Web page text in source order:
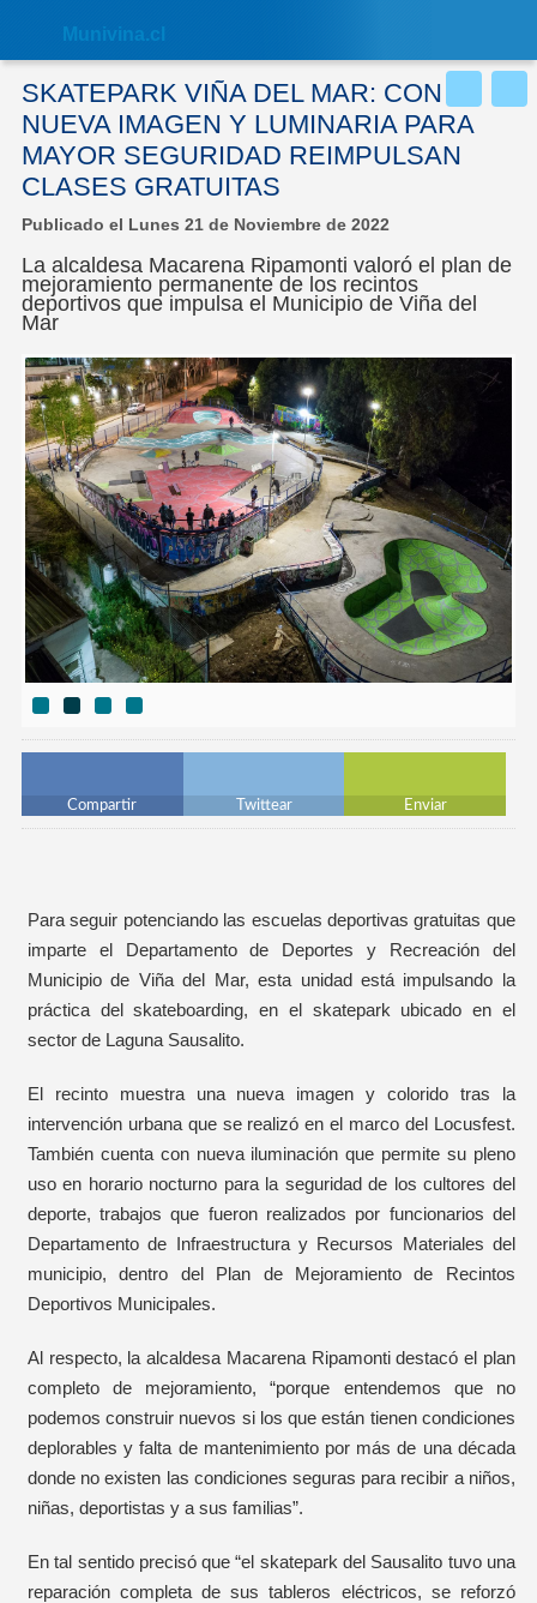
web
incluye
sistema
accesibilidad.
Munivina.cl
SKATEPARK VIÑA DEL MAR: CON
NUEVA IMAGEN Y LUMINARIA PARA
MAYOR SEGURIDAD REIMPULSAN
CLASES GRATUITAS
Publicado el Lunes 21 de Noviembre de 2022
La alcaldesa Macarena Ripamonti valoró el plan de
mejoramiento permanente de los recintos
deportivos que impulsa el Municipio de Viña del
Mar
Compartir Twittear Enviar
Para seguir potenciando las escuelas deportivas gratuitas que
imparte el Departamento de Deportes y Recreación del
Municipio de Viña del Mar, esta unidad está impulsando la
práctica del skateboarding, en el skatepark ubicado en el
sector de Laguna Sausalito.
El recinto muestra una nueva imagen y colorido tras la
intervención urbana que se realizó en el marco del Locusfest.
También cuenta con nueva iluminación que permite su pleno
uso en horario nocturno para la seguridad de los cultores del
deporte, trabajos que fueron realizados por funcionarios del
Departamento de Infraestructura y Recursos Materiales del
municipio, dentro del Plan de Mejoramiento de Recintos
Deportivos Municipales.
Al respecto, la alcaldesa Macarena Ripamonti destacó el plan
completo de mejoramiento, “porque entendemos que no
podemos construir nuevos si los que están tienen condiciones
deplorables y falta de mantenimiento por más de una década
donde no existen las condiciones seguras para recibir a niños,
niñas, deportistas y a sus familias”.
En tal sentido precisó que “el skatepark del Sausalito tuvo una
reparación completa de sus tableros eléctricos, se reforzó